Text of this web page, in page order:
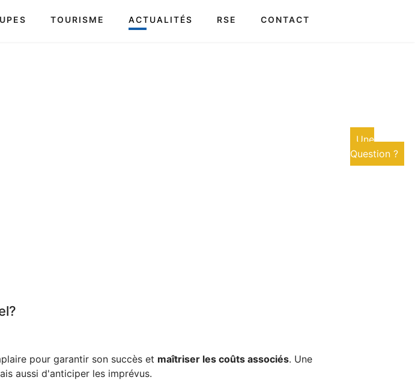
TOURISME ACTUALITÉS RSE CONTACT
pour garantir son succès et maîtriser les coûts associés. Une
aussi d'anticiper les imprévus.
Une
Question ?